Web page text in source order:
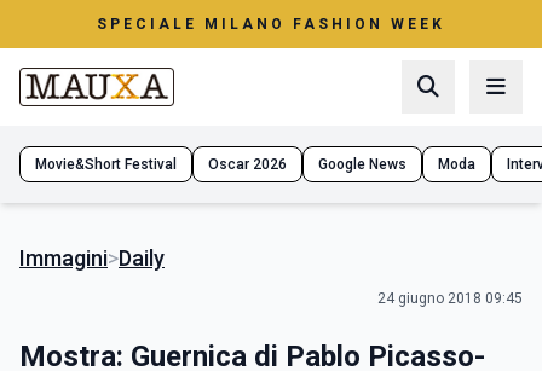
SPECIALE MILANO FASHION WEEK
Movie&Short Festival Oscar 2026 Google News Moda
Immagini>Daily
24 giugno 2018 09:45
Mostra: Guernica di Pablo Picasso-